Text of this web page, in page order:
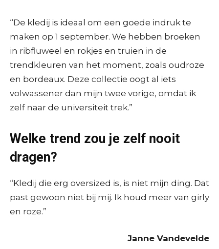
“De kledij is ideaal om een goede indruk te
maken op 1 september. We hebben broeken
in ribfluweel en rokjes en truien in de
trendkleuren van het moment, zoals oudroze
en bordeaux. Deze collectie oogt al iets
volwassener dan mijn twee vorige, omdat ik
zelf naar de universiteit trek.”
Welke trend zou je zelf nooit
dragen?
“Kledij die erg oversized is, is niet mijn ding. Dat
past gewoon niet bij mij. Ik houd meer van girly
en roze.”
Janne Vandevelde